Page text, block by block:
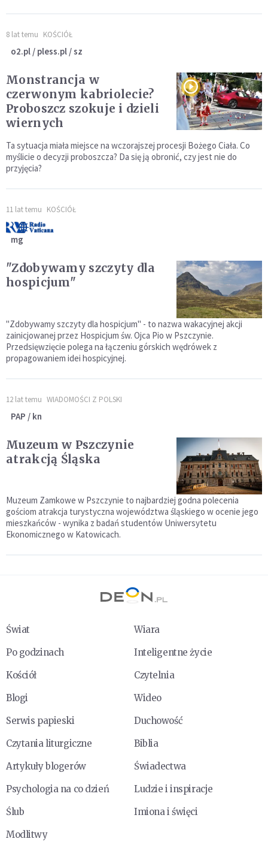
8 lat temu KOŚCIÓŁ
o2.pl / pless.pl / sz
Monstrancja w
czerwonym kabriolecie?
Proboszcz szokuje i dzieli
wiernych
Ta sytuacja miała miejsce na wczorajszej procesji Bożego Ciała. Co
myślicie o decyzji proboszcza? Da się ją obronić, czy jest nie do
przyjęcia?
11 lat temu KOŚCIÓŁ
mg
"Zdobywamy szczyty dla
hospicjum"
"Zdobywamy szczyty dla hospicjum" - to nazwa wakacyjnej akcji
zainicjowanej przez Hospicjum św. Ojca Pio w Pszczynie.
Przedsięwzięcie polega na łączeniu górskich wędrówek z
propagowaniem idei hospicyjnej.
12 lat temu WIADOMOŚCI Z POLSKI
PAP / kn
Muzeum w Pszczynie
atrakcją Śląska
Muzeum Zamkowe w Pszczynie to najbardziej godna polecenia
gościom atrakcja turystyczna województwa śląskiego w ocenie jego
mieszkańców - wynika z badań studentów Uniwersytetu
Ekonomicznego w Katowicach.
Świat
Wiara
Po godzinach
Inteligentne życie
Kościół
Czytelnia
Blogi
Wideo
Serwis papieski
Duchowość
Czytania liturgiczne
Biblia
Artykuły blogerów
Świadectwa
Psychologia na co dzień
Ludzie i inspiracje
Ślub
Imiona i święci
Modlitwy